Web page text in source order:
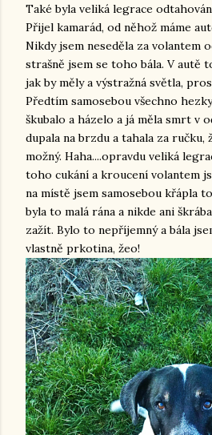
Také byla veliká legrace
Přijel kamarád, od něhož máme
Nikdy jsem neseděla za volantem
strašně jsem se toho bála. V autě
jak by měly a výstražná světla,
Předtím samosebou všechno
škubalo a házelo a já měla smrt v
dupala na brzdu a tahala za ručku,
možný. Haha....opravdu veliká
toho cukání a kroucení volantem
na místě jsem samosebou křápla
byla to malá rána a nikde ani
zažít. Bylo to nepříjemný a bála
vlastně prkotina, žeo!